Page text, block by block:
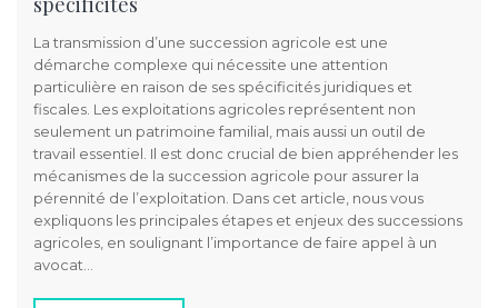
La transmission d’une succession agricole est une
démarche complexe qui nécessite une attention
particulière en raison de ses spécificités juridiques et
fiscales. Les exploitations agricoles représentent non
seulement un patrimoine familial, mais aussi un outil de
travail essentiel. Il est donc crucial de bien appréhender les
mécanismes de la succession agricole pour assurer la
pérennité de l’exploitation. Dans cet article, nous vous
expliquons les principales étapes et enjeux des successions
agricoles, en soulignant l’importance de faire appel à un
avocat…